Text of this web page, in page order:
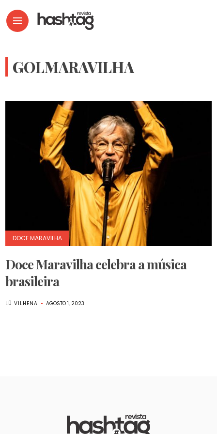
GOLMARAVILHA
DOCE MARAVILHA
Doce Maravilha celebra a música
brasileira
LÚ VILHENA AGOSTO 1, 2023